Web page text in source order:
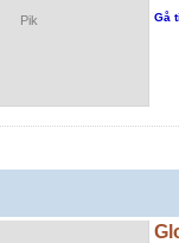
Pik
Gå